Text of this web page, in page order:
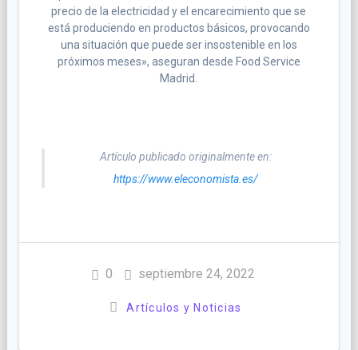
precio de la electricidad y el encarecimiento que se
está produciendo en productos básicos, provocando
una situación que puede ser insostenible en los
próximos meses», aseguran desde Food Service
Madrid.
Artículo publicado originalmente en:
https://www.eleconomista.es/
0 septiembre 24, 2022
Artículos y Noticias